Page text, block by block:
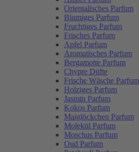
Orientalisches Parfum
Blumiges Parfum
Fruchtiges Parfum
Frisches Parfum
Apfel Parfum
Aromatisches Parfum
Bergamotte Parfum
Chypre Düfte
Frische Wäsche Parfum
Holziges Parfum
Jasmin Parfum
Kokos Parfum
Maiglöckchen Parfum
Molekül Parfum
Moschus Parfum
Oud Parfum